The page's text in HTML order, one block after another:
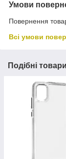
Умови
Повернення
Всі умови
Подібні